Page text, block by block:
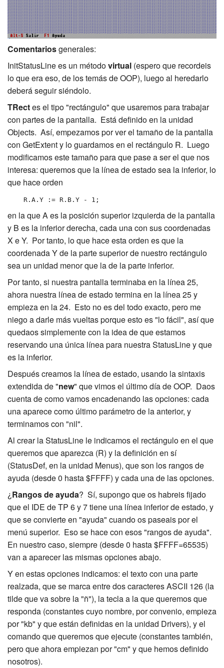
Comentariosgenerales:
InitStatusLine es un métodovirtual (espero que recordeis
lo que era eso, de los temás de OOP), luego al heredarlo
deberá seguir siéndolo.
TRectes el tipo "rectángulo" que usaremos para trabajar
con partes de la pantalla. Está definido en la unidad
Objects. Así, empezamos por ver el tamaño de la pantalla
con GetExtent y lo guardamos en el rectángulo R. Luego
modificamos este tamaño para que pase a ser el que nos
interesa: queremos que la línea de estado sea la inferior, lo
que hace orden
R.A.Y := R.B.Y - 1;
en la que A es la posición superior izquierda de la pantalla
y B es la inferior derecha, cada una con sus coordenadas
X e Y. Por tanto, lo que hace esta orden es que la
coordenada Y de la parte superior de nuestro rectángulo
sea un unidad menor que la de la parte inferior.
Por tanto, si nuestra pantalla terminaba en la línea 25,
ahora nuestra línea de estado termina en la línea 25 y
empieza en la 24. Esto no es del todo exacto, pero me
niego a darle más vueltas porque esto es "lo fácil", así que
quedaos simplemente con la idea de que estamos
reservando una única línea para nuestra StatusLine y que
es la inferior.
Después creamos la línea de estado, usando la sintaxis
extendida de "new" que vimos el último día de OOP. Daos
cuenta de como vamos encadenando las opciones: cada
una aparece como último parámetro de la anterior, y
terminamos con "nil".
Al crear la StatusLine le indicamos el rectángulo en el que
queremos que aparezca (R) y la definición en sí
(StatusDef, en la unidad Menus), que son los rangos de
ayuda (desde 0 hasta $FFFF) y cada una de las opciones.
¿Rangos de ayuda? Sí, supongo que os habreis fijado
que el IDE de TP 6 y 7 tiene una línea inferior de estado, y
que se convierte en "ayuda" cuando os paseais por el
menú superior. Eso se hace con esos "rangos de ayuda".
En nuestro caso, siempre (desde 0 hasta $FFFF=65535)
van a aparecer las mismas opciones abajo.
Y en estas opciones indicamos: el texto con una parte
realzada, que se marca entre dos caracteres ASCII 126 (la
tilde que va sobre la "ñ"), la tecla a la que queremos que
responda (constantes cuyo nombre, por convenio, empieza
por "kb" y que están definidas en la unidad Drivers), y el
comando que queremos que ejecute (constantes también,
pero que ahora empiezan por "cm" y que hemos definido
nosotros).